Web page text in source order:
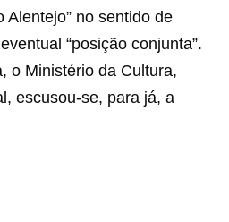
Alentejo” no sentido de
“posição conjunta”.
o Ministério da Cultura,
escusou-se, para já, a